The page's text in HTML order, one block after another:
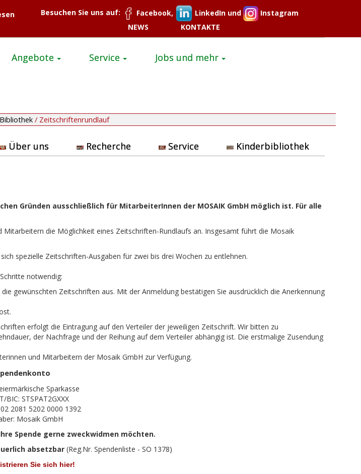
Besuchen Sie uns auf: Facebook, LinkedIn und
Instagram
NEWS
KONTAKTE
Angebote Service Jobs und mehr
Bibliothek / Zeitschriftenrundlauf
Über uns Recherche Service Kinderbibliothek
Gründen ausschließlich für MitarbeiterInnen der MOSAIK GmbH möglich ist. Für alle
die Möglichkeit eines Zeitschriften-Rundlaufs an. Insgesamt führt die Mosaik
spezielle Zeitschriften-Ausgaben für zwei bis drei Wochen zu entlehnen.
notwendig:
gewünschten Zeitschriften aus. Mit der Anmeldung bestätigen Sie ausdrücklich die Anerkennung
erfolgt die Eintragung auf den Verteiler der jeweiligen Zeitschrift. Wir bitten zu
der Nachfrage und der Reihung auf dem Verteiler abhängig ist. Die erstmalige Zusendung
und Mitarbeitern der Mosaik GmbH zur Verfügung.
Sparkasse
BIC: STSPAT2GXXX
2081 5202 0000 1392
Mosaik GmbH
Spende gerne zweckwidmen möchten.
absetzbar (Reg.Nr. Spendenliste - SO 1378)
Sie sich hier!